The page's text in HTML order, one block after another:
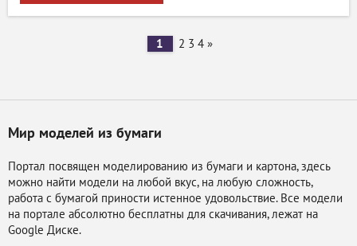
1 2 3 4 »
Мир моделей из бумаги
Портал посвящен моделированию из бумаги и картона, здесь
можно найти модели на любой вкус, на любую сложность,
работа с бумагой приности истенное удовольствие. Все модели
на портале абсолютно бесплатны для скачивания, лежат на
Google Диске.